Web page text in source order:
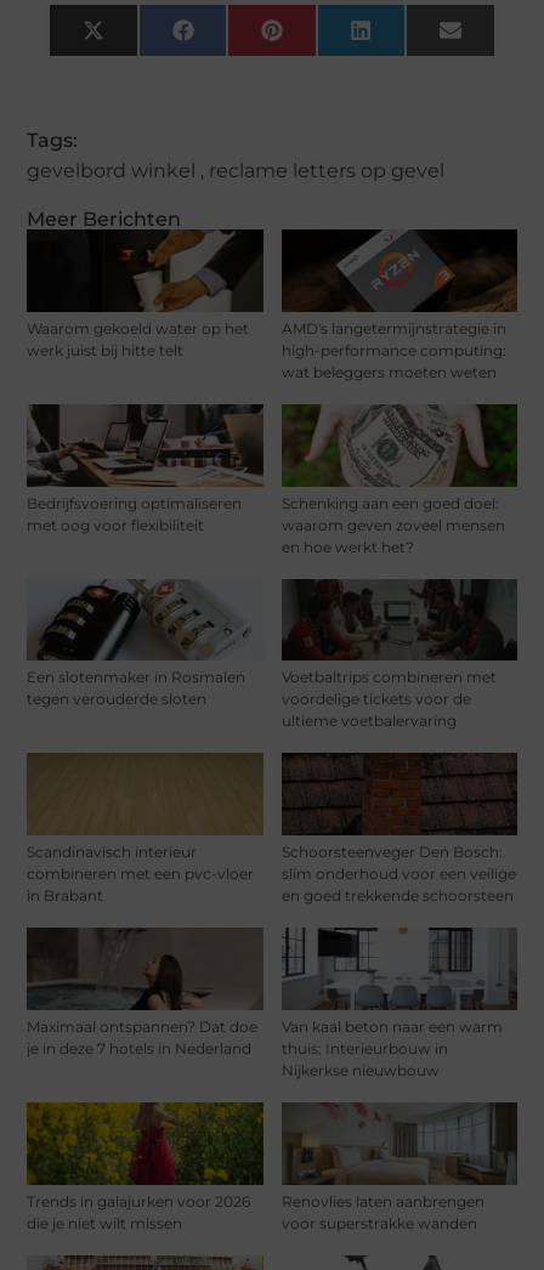
Meer Berichten
Waarom gekoeld water op het
werk juist bij hitte telt
AMD's langetermijnstrategie in
high-performance computing:
wat beleggers moeten weten
Bedrijfsvoering optimaliseren
met oog voor flexibiliteit
Schenking aan een goed doel:
waarom geven zoveel mensen
en hoe werkt het?
Een slotenmaker in Rosmalen
tegen verouderde sloten
Voetbaltrips combineren met
voordelige tickets voor de
ultieme voetbalervaring
Scandinavisch interieur
combineren met een pvc-vloer
in Brabant
Schoorsteenveger Den Bosch:
slim onderhoud voor een veilige
en goed trekkende schoorsteen
Maximaal ontspannen? Dat doe
je in deze 7 hotels in Nederland
Van kaal beton naar een warm
thuis: Interieurbouw in
Nijkerkse nieuwbouw
Trends in galajurken voor 2026
die je niet wilt missen
Renovlies laten aanbrengen
voor superstrakke wanden
X
(Twitter)
FacebookPinterestLinkedInEmail
Tags:
gevelbord winkel , reclame letters op gevel